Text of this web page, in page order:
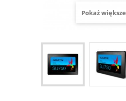
Pokaż większe